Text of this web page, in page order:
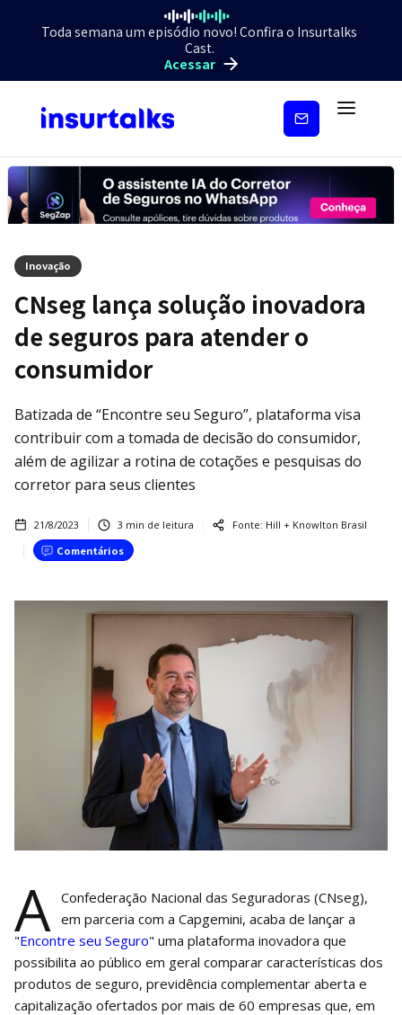
Toda semana um episódio novo! Confira o Insurtalks
Cast.
Acessar
Inscreva-
Inovação
CNseg lança solução inovadora
de seguros para atender o
consumidor
Batizada de “Encontre seu Seguro”, plataforma visa
contribuir com a tomada de decisão do consumidor,
além de agilizar a rotina de cotações e pesquisas do
corretor para seus clientes
21/8/2023 3 min de leitura Fonte: Hill + Knowlton Brasil
Comentários
A Confederação Nacional das Seguradoras (CNseg),
em parceria com a Capgemini, acaba de lançar a
"Encontre seu Seguro" uma plataforma inovadora que
possibilita ao público em geral comparar características dos
produtos de seguro, previdência complementar aberta e
capitalização ofertados por mais de 60 empresas que, em